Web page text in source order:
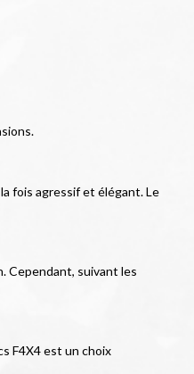
fois agressif et élégant. Le
Cependant, suivant les
F4X4 est un choix